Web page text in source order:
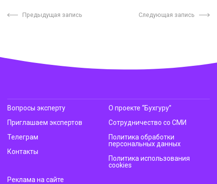
Предыдущая запись Следующая запись
Вопросы эксперту
Приглашаем экспертов
Телеграм
Контакты
О проекте “Бухгуру”
Сотрудничество со СМИ
Политика обработки
персональных данных
Политика использования
cookies
Реклама на сайте